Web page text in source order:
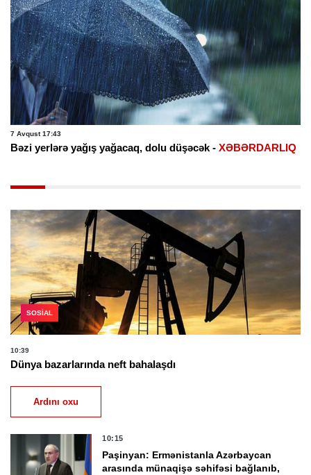
7 Avqust 17:43
Bəzi yerlərə yağış yağacaq, dolu düşəcək - XƏBƏRDARLIQ
SOSIAL
10:39
Dünya bazarlarında neft bahalaşdı
Ardını oxu
10:15
Paşinyan: Ermənistanla Azərbaycan
arasında münaqişə səhifəsi bağlanıb,